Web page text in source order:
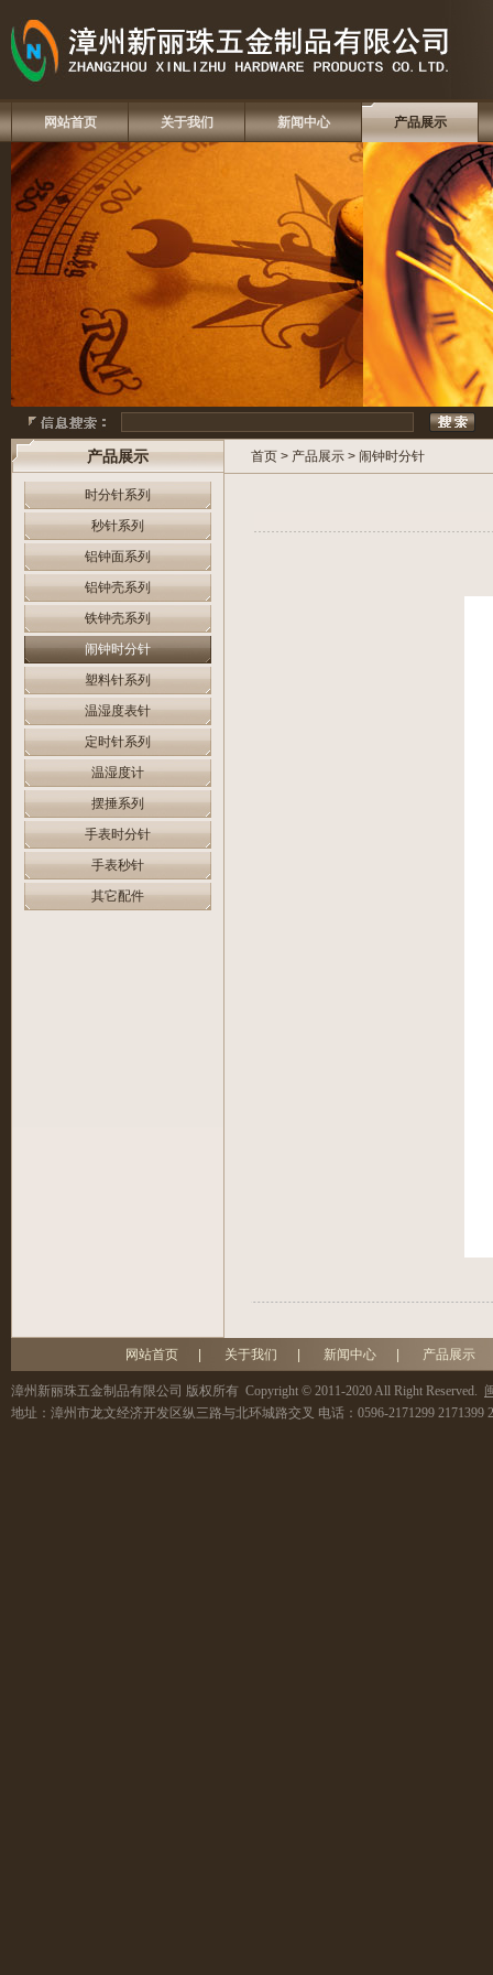
网站首页 关于我们 新闻中心 产品展示
产品展示
时分针系列
秒针系列
铝钟面系列
铝钟壳系列
铁钟壳系列
闹钟时分针
塑料针系列
温湿度表针
定时针系列
温湿度计
摆捶系列
手表时分针
手表秒针
其它配件
首页 > 产品展示 > 闹钟时分针
网站首页 关于我们 新闻中心 产品展示
漳州新丽珠五金制品有限公司 版权所有 Copyright © 2011-2020 All Right Reserved.
地址： 漳州市龙文经济开发区纵三路与北环城路交叉 电话： 0596-2171299 2171399